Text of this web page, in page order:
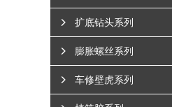
扩底钻头系列
膨胀螺丝系列
车修壁虎系列